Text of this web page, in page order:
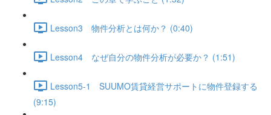
Lesson3 物件分析とは何か？ (0:40)
Lesson4 なぜ自分の物件分析が必要か？ (1:51)
Lesson5-1 SUUMO賃貸経営サポートに物件登録する
(9:15)